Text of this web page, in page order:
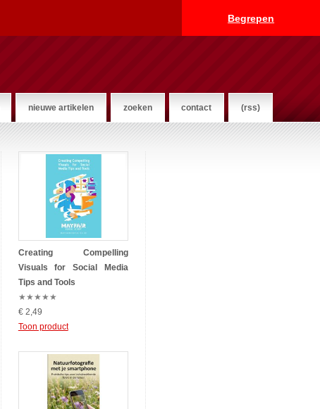
Begrepen
nieuwe artikelen zoeken contact (rss)
Creating Compelling
Visuals for Social Media
Tips and Tools
★★★★★
€ 2,49
Toon product